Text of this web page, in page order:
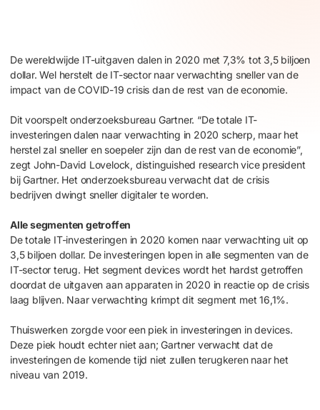
De wereldwijde IT-uitgaven dalen in 2020 met 7,3% tot 3,5 biljoen
dollar. Wel herstelt de IT-sector naar verwachting sneller van de
impact van de COVID-19 crisis dan de rest van de economie.
Dit voorspelt onderzoeksbureau Gartner. “De totale IT-
investeringen dalen naar verwachting in 2020 scherp, maar het
herstel zal sneller en soepeler zijn dan de rest van de economie”,
zegt John-David Lovelock, distinguished research vice president
bij Gartner. Het onderzoeksbureau verwacht dat de crisis
bedrijven dwingt sneller digitaler te worden.
Alle segmenten getroffen
De totale IT-investeringen in 2020 komen naar verwachting uit op
3,5 biljoen dollar. De investeringen lopen in alle segmenten van de
IT-sector terug. Het segment devices wordt het hardst getroffen
doordat de uitgaven aan apparaten in 2020 in reactie op de crisis
laag blijven. Naar verwachting krimpt dit segment met 16,1%.
Thuiswerken zorgde voor een piek in investeringen in devices.
Deze piek houdt echter niet aan; Gartner verwacht dat de
investeringen de komende tijd niet zullen terugkeren naar het
niveau van 2019.